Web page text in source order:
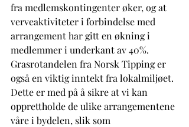
fra medlemskontingenter øker, og at
verveaktiviteter i forbindelse med
arrangement har gitt en økning i
medlemmer i underkant av 40%.
Grasrotandelen fra Norsk Tipping er
også en viktig inntekt fra lokalmiljøet.
Dette er med på å sikre at vi kan
opprettholde de ulike arrangementene
våre i bydelen, slik som